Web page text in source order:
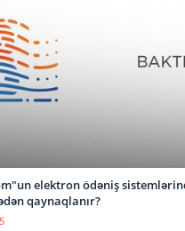
elektron ödəniş
qaynaqlanır?